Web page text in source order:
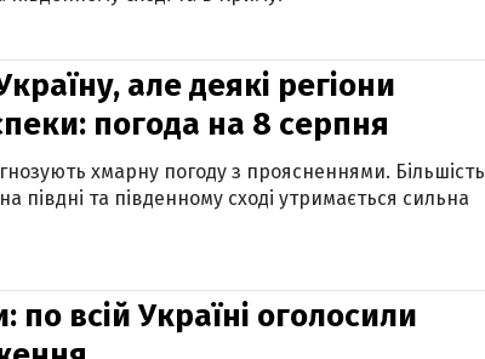
але деякі регіони
погода на 8 серпня
хмарну погоду з проясненнями. Більшість
півдні та південному сході утримається сильна
по всій Україні оголосили